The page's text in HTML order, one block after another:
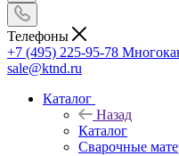
Телефоны
+7 (495) 225-95-78
sale@ktnd.ru
Каталог
Назад
Каталог
Сварочные